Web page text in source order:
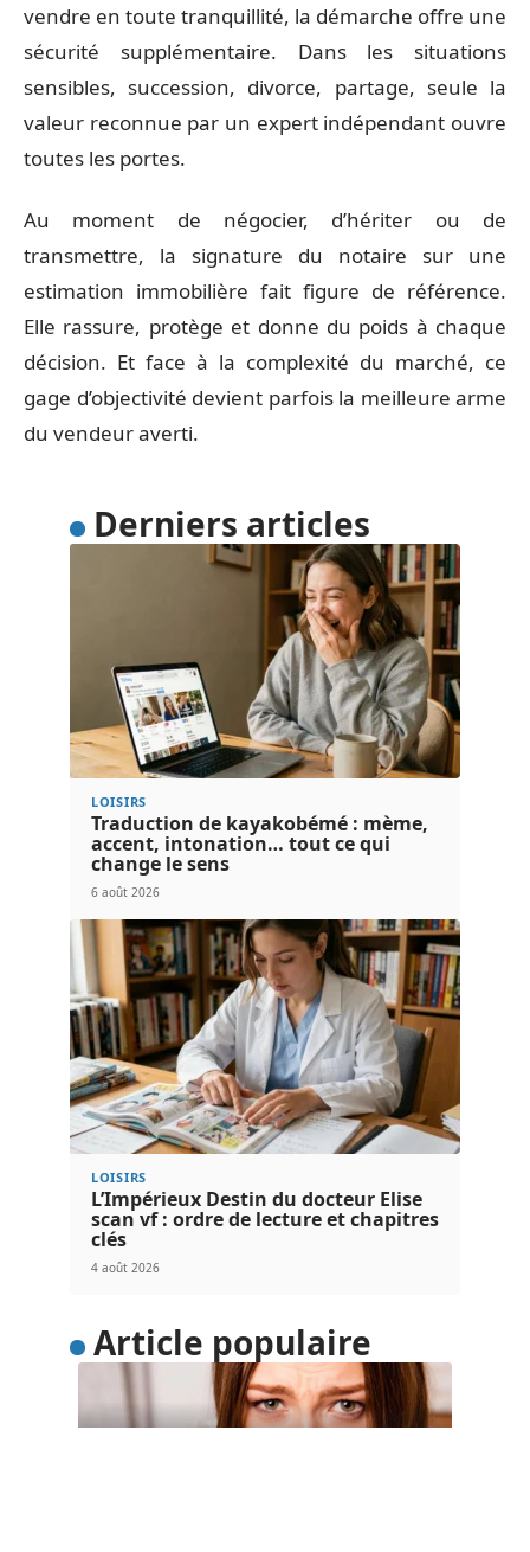
vendre en toute tranquillité, la démarche offre une
sécurité supplémentaire. Dans les situations
sensibles, succession, divorce, partage, seule la
valeur reconnue par un expert indépendant ouvre
toutes les portes.
Au moment de négocier, d’hériter ou de
transmettre, la signature du notaire sur une
estimation immobilière fait figure de référence.
Elle rassure, protège et donne du poids à chaque
décision. Et face à la complexité du marché, ce
gage d’objectivité devient parfois la meilleure arme
du vendeur averti.
Derniers articles
LOISIRS
Traduction de kayakobémé : mème,
accent, intonation… tout ce qui
change le sens
6 août 2026
LOISIRS
L’Impérieux Destin du docteur Elise
scan vf : ordre de lecture et chapitres
clés
4 août 2026
Article populaire